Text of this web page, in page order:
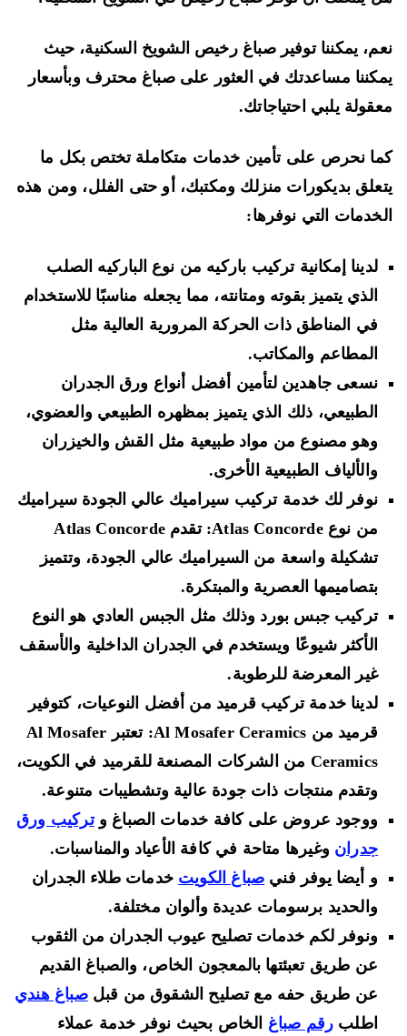
يمكننا توفير صباغ رخيص الشويخ السكنية، حيث
مساعدتك في العثور على صباغ محترف وبأسعار
يلبي احتياجاتك.
نحرص على تأمين خدمات متكاملة تختص بكل ما
بديكورات منزلك ومكتبك، أو حتى الفلل، ومن هذه
التي نوفرها:
لدينا إمكانية تركيب باركيه من نوع الباركيه الصلب
الذي يتميز بقوته ومتانته، مما يجعله مناسبًا للاستخدام
في المناطق ذات الحركة المرورية العالية مثل
المطاعم والمكاتب.
نسعى جاهدين لتأمين أفضل أنواع ورق الجدران
الطبيعي، ذلك الذي يتميز بمظهره الطبيعي والعضوي،
وهو مصنوع من مواد طبيعية مثل القش والخيزران
والألياف الطبيعية الأخرى.
نوفر لك خدمة تركيب سيراميك عالي الجودة سيراميك
من نوع Atlas Concorde: تقدم Atlas Concorde
تشكيلة واسعة من السيراميك عالي الجودة، وتتميز
بتصاميمها العصرية والمبتكرة.
تركيب جبس بورد وذلك مثل الجبس العادي هو النوع
الأكثر شيوعًا ويستخدم في الجدران الداخلية والأسقف
غير المعرضة للرطوبة.
لدينا خدمة تركيب قرميد من أفضل النوعيات، كتوفير
قرميد من Al Mosafer Ceramics: تعتبر Al Mosafer
Ceramics من الشركات المصنعة للقرميد في الكويت،
وتقدم منتجات ذات جودة عالية وتشطيبات متنوعة.
ووجود عروض على كافة خدمات الصباغ وتركيب ورق
جدرانوغيرها متاحة في كافة الأعياد والمناسبات.
و أيضا يوفر فنيصباغ الكويتخدمات طلاء الجدران
والحديد برسومات عديدة وألوان مختلفة.
ونوفر لكم خدمات تصليح عيوب الجدران من الثقوب
عن طريق تعبئتها بالمعجون الخاص، والصباغ القديم
عن طريق حفه مع تصليح الشقوق من قبلصباغ هندي
اطلبرقم صباغالخاص بحيث نوفر خدمة عملاء